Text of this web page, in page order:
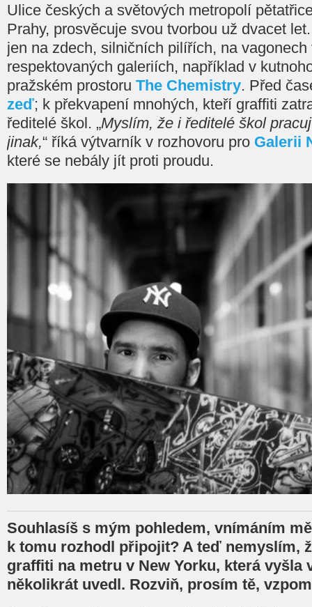
Ulice českých a světových metropolí
Prahy, prosvěcuje svou tvorbou už dvacet
jen na zdech, silničních pilířích, na
respektovaných galeriích, například v
pražském prostoru The Chemistry. Před
zeď; k překvapení mnohých, kteří graffiti
ředitelé škol. „Myslím, že i ředitelé škol
jinak,“ říká výtvarník v rozhovoru pro Galerii
které se nebály jít proti proudu.
Souhlasíš s mým pohledem, vnímáním
k tomu rozhodl připojit? A teď nemyslím,
graffiti na metru v New Yorku, která vyšla
několikrát uvedl. Rozviň, prosím tě,